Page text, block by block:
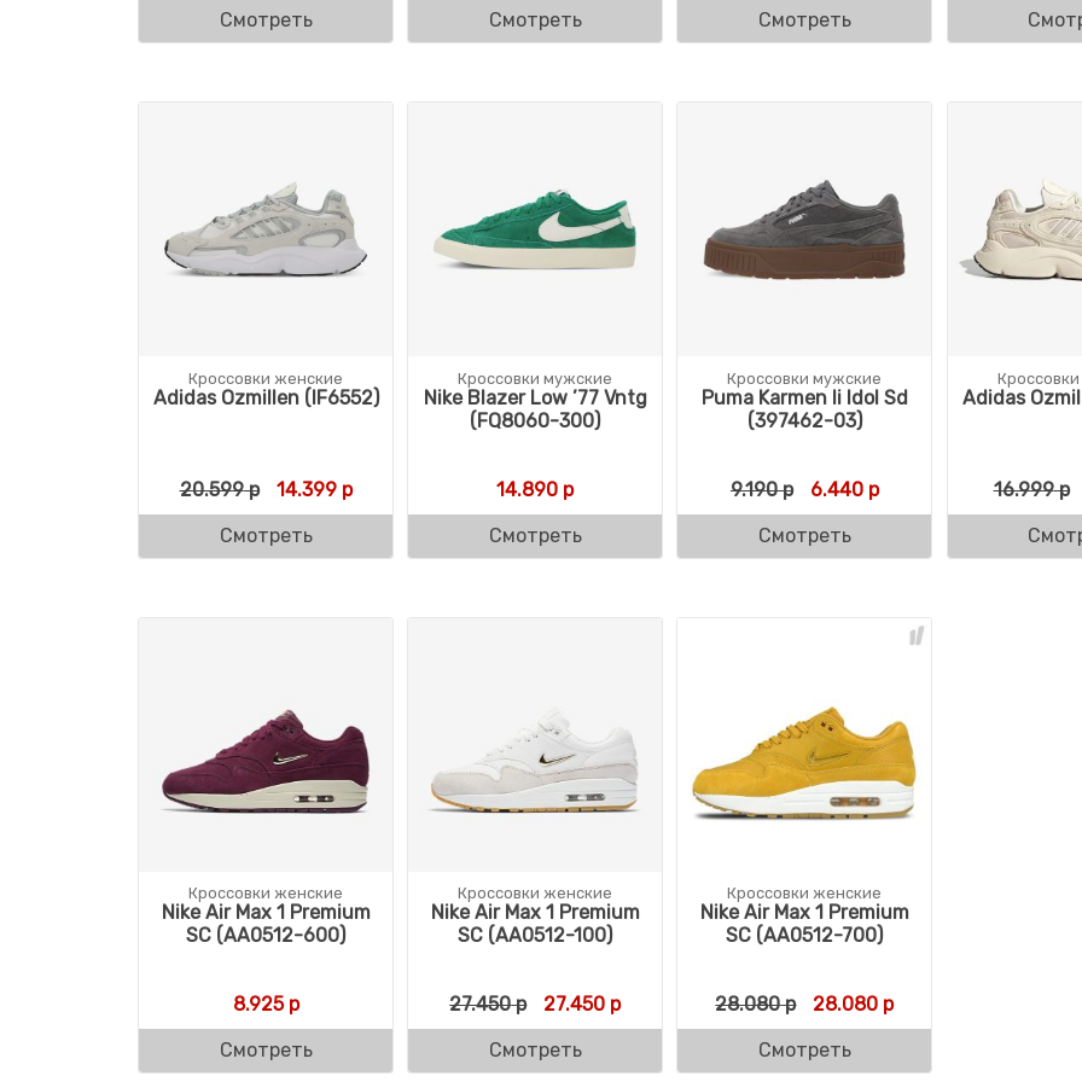
Смотреть Смотреть Смотреть
Кроссовки женские
Adidas Ozmillen (IF6552)
20.599р Первоначальная цена составляла 20.599 р.
14.399рТекущая цена: 14.399 р.
Смотреть
Кроссовки мужские
Nike Blazer Low ’77 Vntg
(FQ8060-300)
14.890 р
Смотреть
Кроссовки мужские
Puma Karmen Ii Idol Sd
(397462-03)
9.190р Первоначальная цена
6.440рТекущая цена: 6.440
Смотреть
Adidas
16.999р
Кроссовки женские
Nike Air Max 1 Premium
SC (AA0512-600)
8.925р
Смотреть
Кроссовки женские
Nike Air Max 1 Premium
SC (AA0512-100)
27.450р Первоначальная цена составляла 27.450 р.
27.450 рТекущая цена: 27.450 р.
Смотреть
Кроссовки женские
Nike Air Max 1 Premium
SC (AA0512-700)
28.080р Первоначальная цена
28.080 рТекущая цена:
Смотреть